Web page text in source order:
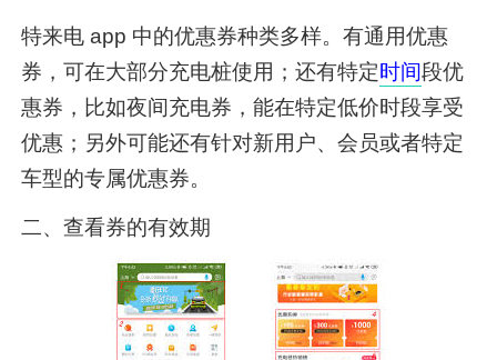
特来电 app 中的优惠券种类多样。有通用优惠
券，可在大部分充电桩使用；还有特定时间段优
惠券，比如夜间充电券，能在特定低价时段享受
优惠；另外可能还有针对新用户、会员或者特定
车型的专属优惠券。
二、查看券的有效期